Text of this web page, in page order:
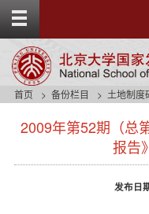
g
t
首页 备份栏目 土地制度
2009年第52期（总
报告
发布日